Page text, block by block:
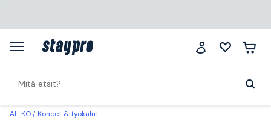
AL-KO Koneet & työkalut